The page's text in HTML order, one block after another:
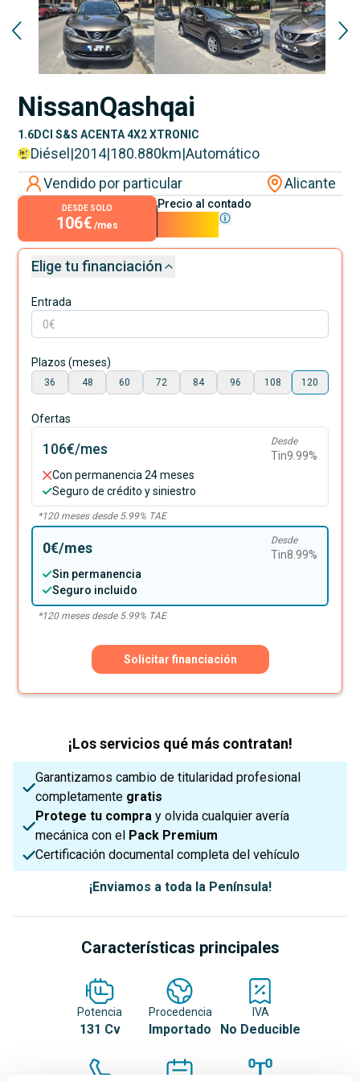
NissanQashqai
1.6DCI S&S ACENTA 4X2 XTRONIC
Diésel |2014|180.880km|Automático
Vendido por particular
Alicante
DESDE SOLO
106€ /mes
Precio al contado
Elige tu financiación
Entrada
Plazos (meses)
36 48 60 72 84 96 108 120
Ofertas
106€/mes Desde
Tin9.99%
Con permanencia 24 meses
Seguro de crédito y siniestro
*120meses desde 5.99% TAE
0€/mes Desde
Tin8.99%
Sin permanencia
Seguro incluido
*120meses desde 5.99% TAE
Solicitar financiación
¡Los servicios qué más contratan!
Garantizamos cambio de titularidad profesional
completamente gratis
Protege tu compra y olvida cualquier avería
mecánica con el Pack Premium
Certificación documental completa del vehículo
¡Enviamos a toda la Península!
Características principales
Potencia
131 Cv
Procedencia
Importado
IVA
No Deducible